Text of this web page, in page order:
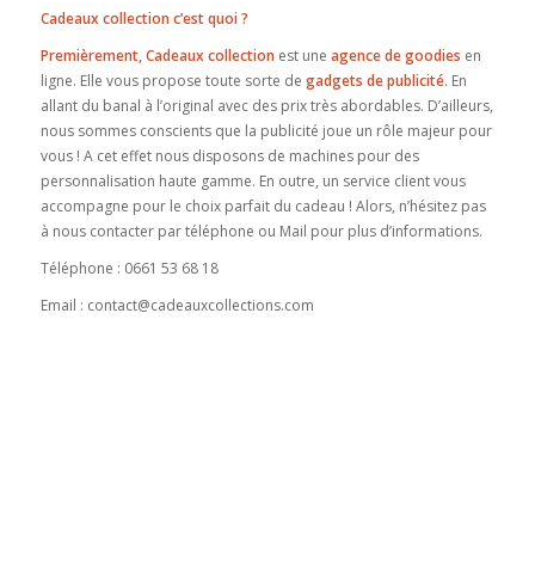
Cadeaux collection c’est quoi ?
Premièrement, Cadeaux collection est une agence de goodies en
ligne. Elle vous propose toute sorte de gadgets de publicité. En
allant du banal à l’original avec des prix très abordables. D’ailleurs,
nous sommes conscients que la publicité joue un rôle majeur pour
vous ! A cet effet nous disposons de machines pour des
personnalisation haute gamme. En outre, un service client vous
accompagne pour le choix parfait du cadeau ! Alors, n’hésitez pas
à nous contacter par téléphone ou Mail pour plus d’informations.
Téléphone : 0661 53 68 18
Email : contact@cadeauxcollections.com